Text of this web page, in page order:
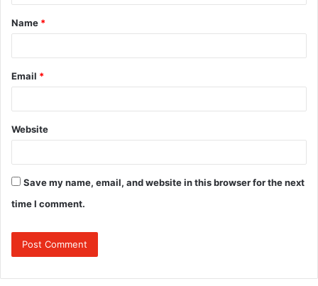
t
*
Name *
Email *
Website
Save my name, email, and website in this browser for the next
time I comment.